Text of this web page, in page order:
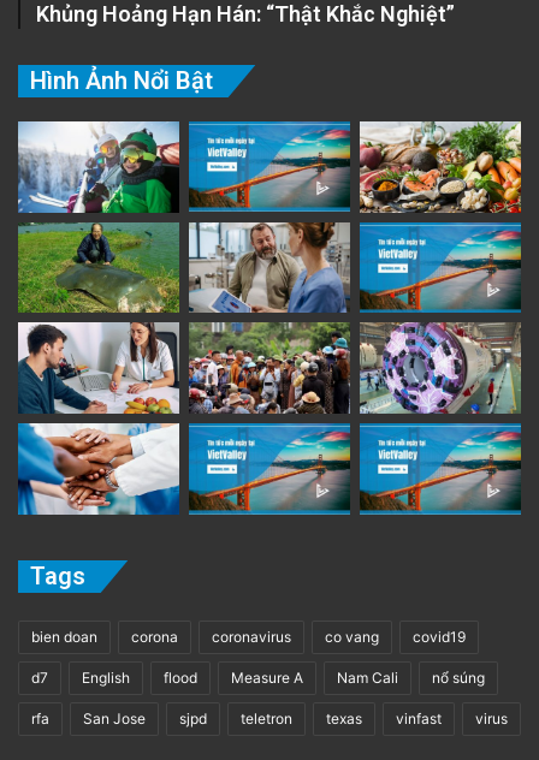
Khủng Hoảng Hạn Hán: “Thật Khắc Nghiệt”
Hình Ảnh Nổi Bật
Tags
bien doan corona coronavirus co vang covid19
d7 English flood Measure A Nam Cali nổ súng
rfa San Jose sjpd teletron texas vinfast virus